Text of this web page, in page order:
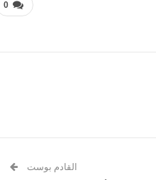
0
القادم بوست